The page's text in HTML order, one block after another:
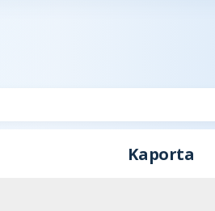
Kaporta